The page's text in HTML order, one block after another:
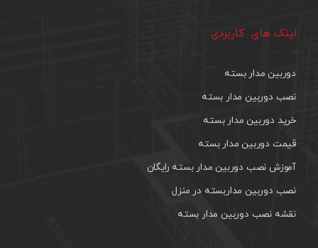
لینک های کاربردی
دوربین مدار بسته
نصب دوربین مدار بسته
خرید دوربین مدار بسته
قیمت دوربین مدار بسته
آموزش نصب دوربین مدار بسته رایگان
نصب دوربین مداربسته در منزل
نقشه نصب دوربین مدار بسته